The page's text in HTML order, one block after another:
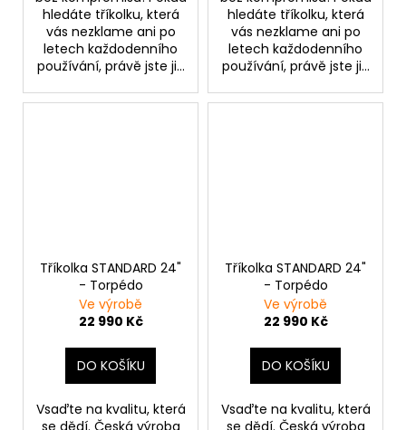
hledáte tříkolku, která
vás nezklame ani po
letech každodenního
používání, právě jste ji...
hledáte tříkolku, která
vás nezklame ani po
letech každodenního
používání, právě jste ji...
Tříkolka STANDARD 24"
- Torpédo
Ve výrobě
22 990 Kč
DO KOŠÍKU
Vsaďte na kvalitu, která
Tříkolka STANDARD 24"
- Torpédo
Ve výrobě
22 990 Kč
DO KOŠÍKU
Vsaďte na kvalitu, která